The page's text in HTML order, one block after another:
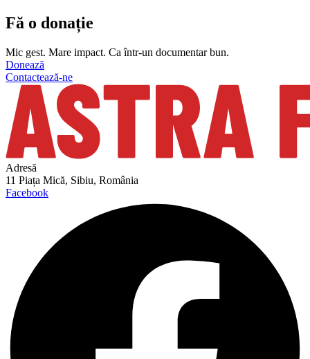
Fă o donație
Mic gest. Mare impact. Ca într-un documentar bun.
Donează
Contactează-ne
Adresă
11 Piața Mică, Sibiu, România
Facebook